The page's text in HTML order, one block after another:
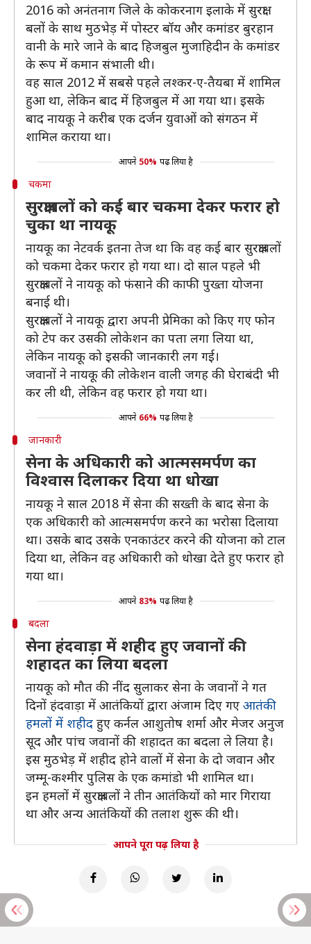
2016 को अनंतनाग जिले के कोकरनाग इलाके में सुरक्षा
बलों के साथ मुठभेड़ में पोस्टर बॉय और कमांडर बुरहान
वानी के मारे जाने के बाद हिजबुल मुजाहिदीन के कमांडर
के रूप में कमान संभाली थी।
वह साल 2012 में सबसे पहले लश्कर-ए-तैयबा में शामिल
हुआ था, लेकिन बाद में हिजबुल में आ गया था। इसके
बाद नायकू ने करीब एक दर्जन युवाओं को संगठन में
शामिल कराया था।
आपने 50% पढ़ लिया है
चकमा
सुरक्षाबलों को कई बार चकमा देकर फरार हो
चुका था नायकू
नायकू का नेटवर्क इतना तेज था कि वह कई बार सुरक्षाबलों
को चकमा देकर फरार हो गया था। दो साल पहले भी
सुरक्षाबलों ने नायकू को फंसाने की काफी पुख्ता योजना
बनाई थी।
सुरक्षाबलों ने नायकू द्वारा अपनी प्रेमिका को किए गए फोन
को टेप कर उसकी लोकेशन का पता लगा लिया था,
लेकिन नायकू को इसकी जानकारी लग गई।
जवानों ने नायकू की लोकेशन वाली जगह की घेराबंदी भी
कर ली थी, लेकिन वह फरार हो गया था।
आपने 66% पढ़ लिया है
जानकारी
सेना के अधिकारी को आत्मसमर्पण का
विश्वास दिलाकर दिया था धोखा
नायकू ने साल 2018 में सेना की सख्ती के बाद सेना के
एक अधिकारी को आत्मसमर्पण करने का भरोसा दिलाया
था। उसके बाद उसके एनकाउंटर करने की योजना को टाल
दिया था, लेकिन वह अधिकारी को धोखा देते हुए फरार हो
गया था।
आपने 83% पढ़ लिया है
बदला
सेना हंदवाड़ा में शहीद हुए जवानों की
शहादत का लिया बदला
नायकू को मौत की नींद सुलाकर सेना के जवानों ने गत
दिनों हंदवाड़ा में आतंकियों द्वारा अंजाम दिए गए आतंकी
हमलों में शहीद हुए कर्नल आशुतोष शर्मा और मेजर अनुज
सूद और पांच जवानों की शहादत का बदला ले लिया है।
इस मुठभेड़ में शहीद होने वालों में सेना के दो जवान और
जम्मू-कश्मीर पुलिस के एक कमांडो भी शामिल था।
इन हमलों में सुरक्षाबलों ने तीन आतंकियों को मार गिराया
था और अन्य आतंकियों की तलाश शुरू की थी।
आपने पूरा पढ़ लिया है